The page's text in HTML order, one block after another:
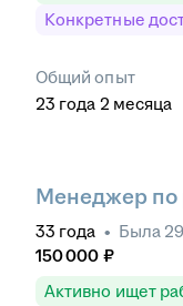
Конкретные
Общий опыт
23 года 2 месяца
Менеджер по
33 года • Была
150 000 ₽
Активно ищет